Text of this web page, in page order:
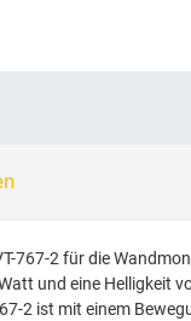
767-2 für die
und eine Helligkeit
2 ist mit einem